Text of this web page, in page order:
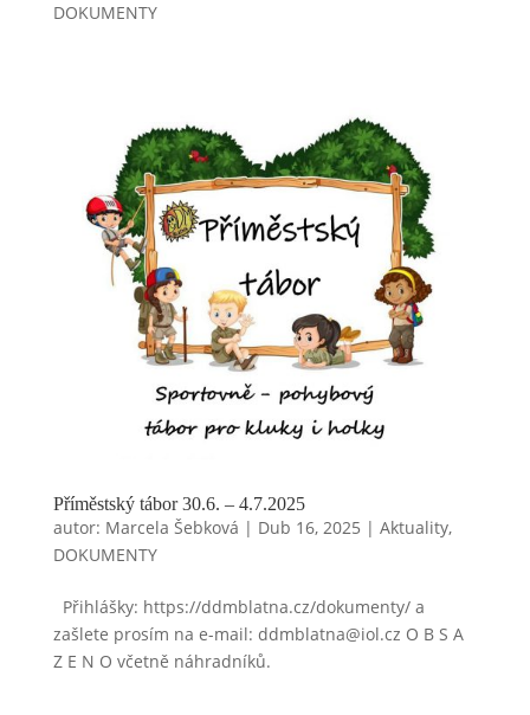
DOKUMENTY
Příměstský tábor 30.6. – 4.7.2025
autor: Marcela Šebková | Dub 16, 2025 | Aktuality,
DOKUMENTY
Přihlášky: https://ddmblatna.cz/dokumenty/ a
zašlete prosím na e-mail: ddmblatna@iol.cz O B S A
Z E N O včetně náhradníků.